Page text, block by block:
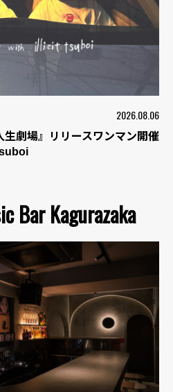
2026.08.06
劇場』リリースワンマン開催
Bar Kagurazaka